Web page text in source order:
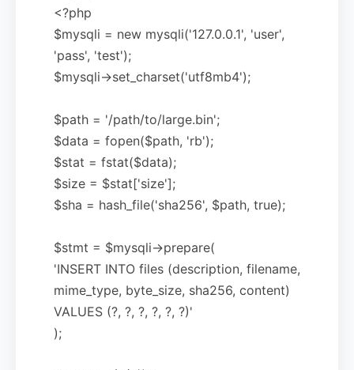
<?php
$mysqli = new mysqli('127.0.0.1', 'user',
'pass', 'test');
$mysqli->set_charset('utf8mb4');
$path = '/path/to/large.bin';
$data = fopen($path, 'rb');
$stat = fstat($data);
$size = $stat['size'];
$sha = hash_file('sha256', $path, true);
$stmt = $mysqli->prepare(
'INSERT INTO files (description, filename,
mime_type, byte_size, sha256, content)
VALUES (?, ?, ?, ?, ?, ?)'
);